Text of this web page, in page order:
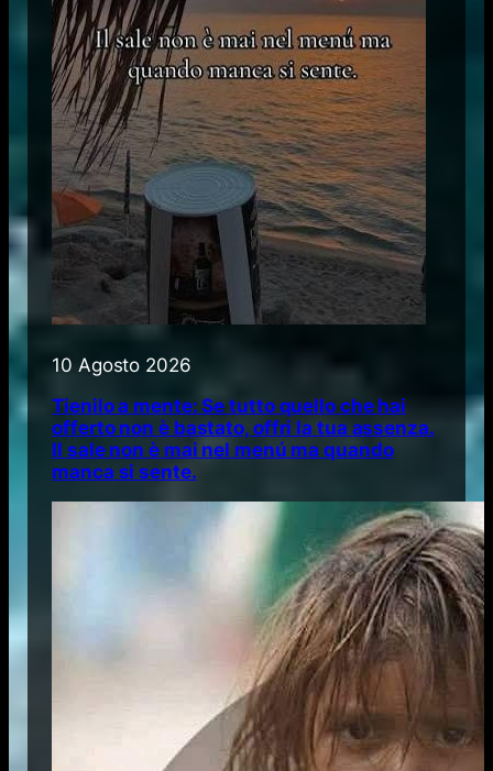
10 Agosto 2026
Tienilo a mente: Se tutto quello che hai
offerto non è bastato, offri la tua assenza.
Il sale non è mai nel menú ma quando
manca si sente.